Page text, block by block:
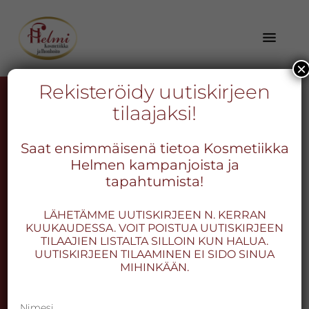
pääsisältöön
ensisijaiseen
sivupalkkiin
alatunnisteeseen
Kosmetiikka
-
Kokonais­
valtainen
hyvä
olo
hyvä
aisteille
ja
onnistuminen
ovat
Dermapen4-
mikroneulaus
Tutkistusti tehokasta
hoitoa ihollesi
Dermapen 4 sopii ikääntyvälle ja
veltostuneelle iholle sekä arpien,
raskausarpien, laajentuneiden
Soveltuu myös herkille alueille, kuten
Rekisteröidy uutiskirjeen
tilaajaksi!
Saat ensimmäisenä tietoa Kosmetiikka
Helmen kampanjoista ja
tapahtumista!
LÄHETÄMME UUTISKIRJEEN N. KERRAN
KUUKAUDESSA. VOIT POISTUA UUTISKIRJEEN
TILAAJIEN LISTALTA SILLOIN KUN HALUA.
UUTISKIRJEEN TILAAMINEN EI SIDO SINUA
MIHINKÄÄN.
×